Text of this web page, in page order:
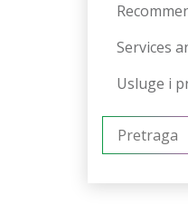
Services
Usluge i
Pretraži: